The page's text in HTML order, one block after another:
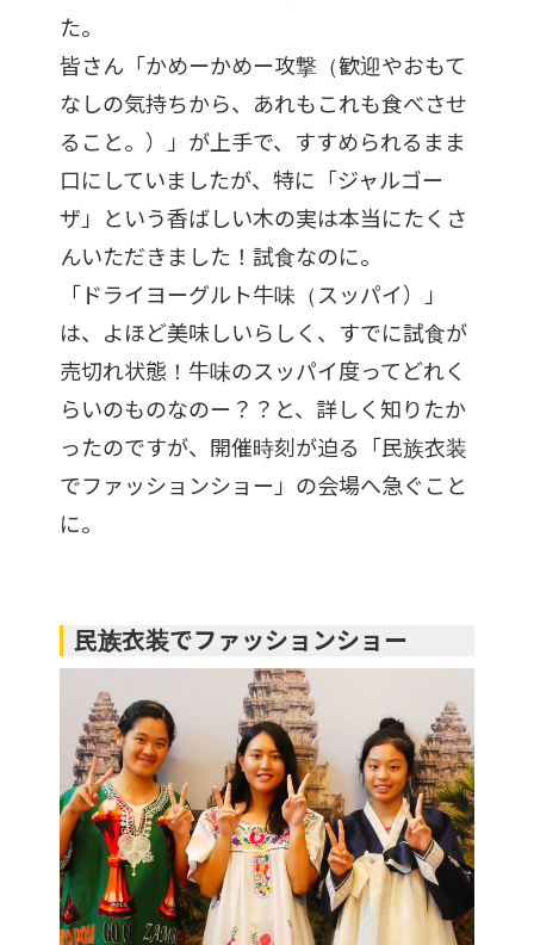
た。
皆さん「かめーかめー攻撃（歓迎やおもて
なしの気持ちから、あれもこれも食べさせ
ること。）」が上手で、すすめられるまま
口にしていましたが、特に「ジャルゴー
ザ」という香ばしい木の実は本当にたくさ
んいただきました！試食なのに。
「ドライヨーグルト牛味（スッパイ）」
は、よほど美味しいらしく、すでに試食が
売切れ状態！牛味のスッパイ度ってどれく
らいのものなのー？？と、詳しく知りたか
ったのですが、開催時刻が迫る「民族衣装
でファッションショー」の会場へ急ぐこと
に。
民族衣装でファッションショー